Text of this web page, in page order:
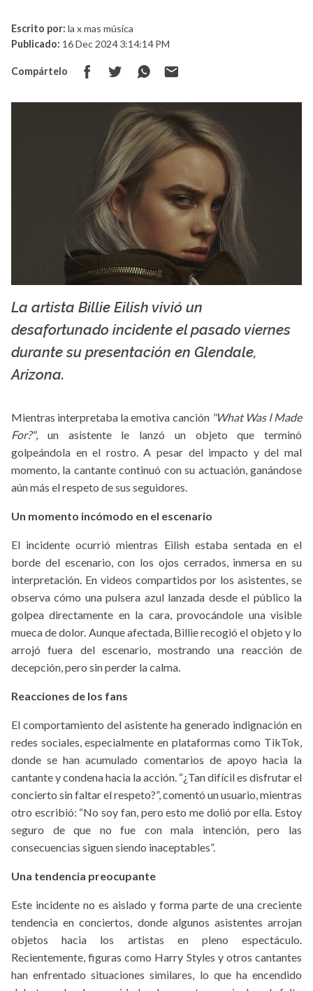
Escrito por: la x mas música
Publicado: 16 Dec 2024 3:14:14 PM
Compártelo
La X mas música
La artista Billie Eilish vivió un
desafortunado incidente el pasado viernes
durante su presentación en Glendale,
Arizona.
Mientras interpretaba la emotiva canción "What Was I Made
For?", un asistente le lanzó un objeto que terminó
golpeándola en el rostro. A pesar del impacto y del mal
momento, la cantante continuó con su actuación, ganándose
aún más el respeto de sus seguidores.
Un momento incómodo en el escenario
El incidente ocurrió mientras Eilish estaba sentada en el
borde del escenario, con los ojos cerrados, inmersa en su
interpretación. En videos compartidos por los asistentes, se
observa cómo una pulsera azul lanzada desde el público la
golpea directamente en la cara, provocándole una visible
mueca de dolor. Aunque afectada, Billie recogió el objeto y lo
arrojó fuera del escenario, mostrando una reacción de
decepción, pero sin perder la calma.
Reacciones de los fans
El comportamiento del asistente ha generado indignación en
redes sociales, especialmente en plataformas como TikTok,
donde se han acumulado comentarios de apoyo hacia la
cantante y condena hacia la acción. “¿Tan difícil es disfrutar el
concierto sin faltar el respeto?”, comentó un usuario, mientras
otro escribió: “No soy fan, pero esto me dolió por ella. Estoy
seguro de que no fue con mala intención, pero las
consecuencias siguen siendo inaceptables”.
Una tendencia preocupante
Este incidente no es aislado y forma parte de una creciente
tendencia en conciertos, donde algunos asistentes arrojan
objetos hacia los artistas en pleno espectáculo.
Recientemente, figuras como Harry Styles y otros cantantes
han enfrentado situaciones similares, lo que ha encendido